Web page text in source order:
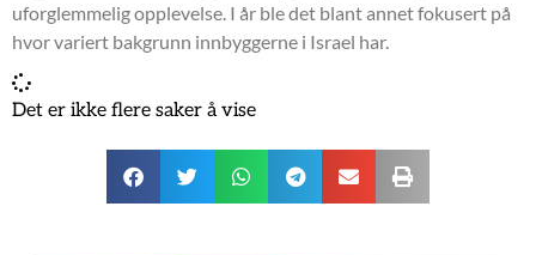
uforglemmelig opplevelse. I år ble det blant annet fokusert på
hvor variert bakgrunn innbyggerne i Israel har.
Det er ikke flere saker å vise